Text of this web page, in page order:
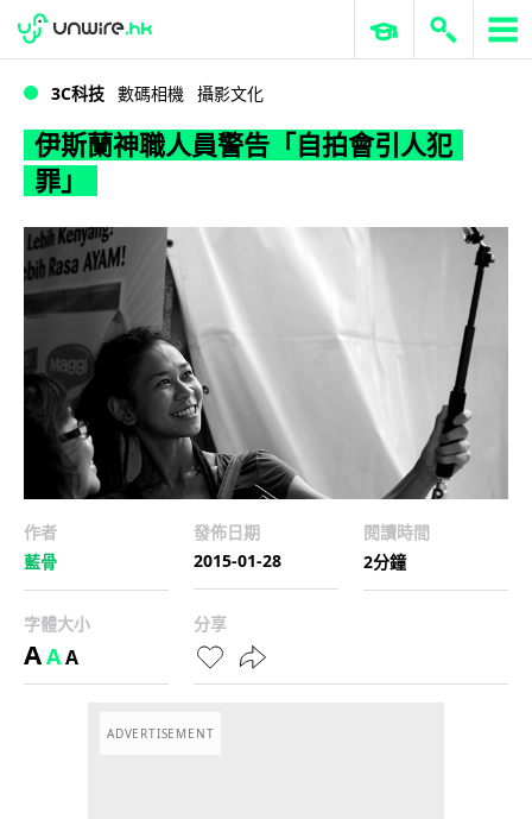
伊斯蘭神職人員警告「自拍會引人犯罪」
WWDC 2026 ERP 與商業 AI
3C科技 數碼相機 攝影文化
伊斯蘭神職人員警告「自拍會引人犯
罪」
作者
藍骨
發佈日期
2015-01-28
閱讀時間
2分鐘
字體大小
AAA
分享
ADVERTISEMENT